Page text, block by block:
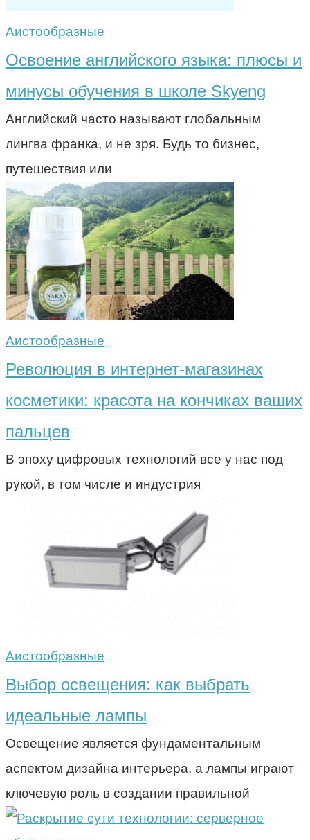
Аистообразные
Освоение английского языка: плюсы и
минусы обучения в школе Skyeng
Английский часто называют глобальным
лингва франка, и не зря. Будь то бизнес,
путешествия или
Аистообразные
Революция в интернет-магазинах
косметики: красота на кончиках ваших
пальцев
В эпоху цифровых технологий все у нас под
рукой, в том числе и индустрия
Аистообразные
Выбор освещения: как выбрать
идеальные лампы
Освещение является фундаментальным
аспектом дизайна интерьера, а лампы играют
ключевую роль в создании правильной